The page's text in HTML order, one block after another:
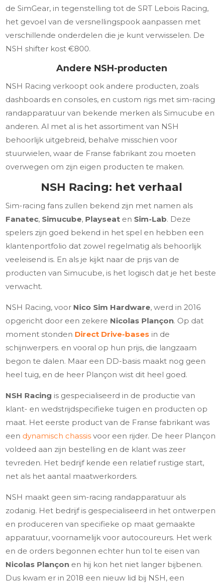
de SimGear, in tegenstelling tot de SRT Lebois Racing,
het gevoel van de versnellingspook aanpassen met
verschillende onderdelen die je kunt verwisselen. De
NSH shifter kost €800.
Andere NSH-producten
NSH Racing verkoopt ook andere producten, zoals
dashboards en consoles, en custom rigs met sim-racing
randapparatuur van bekende merken als Simucube en
anderen. Al met al is het assortiment van NSH
behoorlijk uitgebreid, behalve misschien voor
stuurwielen, waar de Franse fabrikant zou moeten
overwegen om zijn eigen producten te maken.
NSH Racing: het verhaal
Sim-racing fans zullen bekend zijn met namen als
Fanatec, Simucube, Playseat en Sim-Lab. Deze
spelers zijn goed bekend in het spel en hebben een
klantenportfolio dat zowel regelmatig als behoorlijk
veeleisend is. En als je kijkt naar de prijs van de
producten van Simucube, is het logisch dat je het beste
verwacht.
NSH Racing, voor Nico Sim Hardware, werd in 2016
opgericht door een zekere Nicolas Plançon. Op dat
moment stonden Direct Drive-bases in de
schijnwerpers. en vooral op hun prijs, die langzaam
begon te dalen. Maar een DD-basis maakt nog geen
heel tuig, en de heer Plançon wist dit heel goed.
NSH Racing is gespecialiseerd in de productie van
klant- en wedstrijdspecifieke tuigen en producten op
maat. Het eerste product van de Franse fabrikant was
een dynamisch chassis voor een rijder. De heer Plançon
voldeed aan zijn bestelling en de klant was zeer
tevreden. Het bedrijf kende een relatief rustige start,
net als het aantal maatwerkorders.
NSH maakt geen sim-racing randapparatuur als
zodanig. Het bedrijf is gespecialiseerd in het ontwerpen
en produceren van specifieke op maat gemaakte
apparatuur, voornamelijk voor autocoureurs. Het werk
en de orders begonnen echter hun tol te eisen van
Nicolas Plançon en hij kon het niet langer bijbenen.
Dus kwam er in 2018 een nieuw lid bij NSH, een